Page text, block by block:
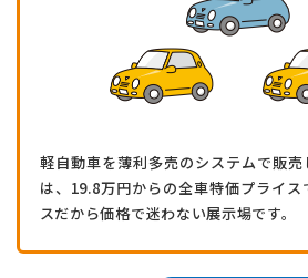
軽自動車を薄利多売のシステムで販
は、19.8万円からの全車特価プライ
スだから価格で迷わない展示場です。